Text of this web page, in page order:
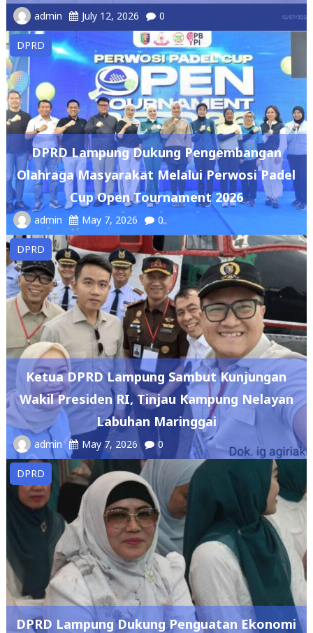
DPRD
DPRD Lampung Dukung Pengembangan
Olahraga Masyarakat Melalui Perwosi Padel
Cup Open Tournament 2026
admin May 7, 2026 0
DPRD
Ketua DPRD Lampung Sambut Kunjungan
Wakil Presiden RI, Tinjau Kampung Nelayan
Labuhan Maringgai
admin May 7, 2026 0
DPRD
DPRD Lampung Dukung Penguatan Ekonomi
Syariah Melalui Kajian Akbar LaSEF 2026
admin May 7, 2026 0